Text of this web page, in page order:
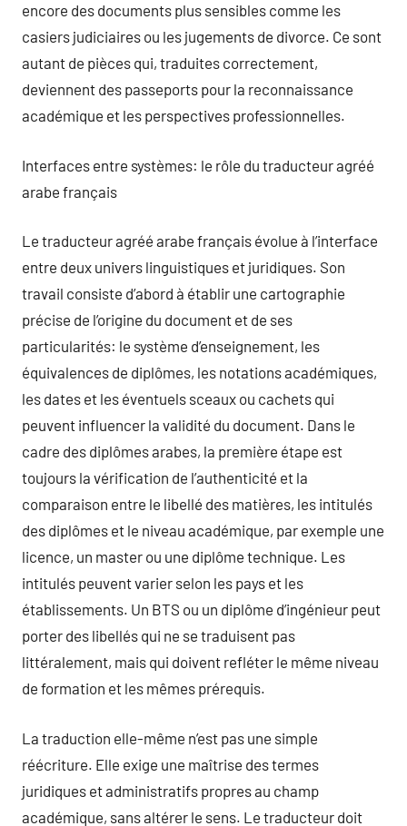
encore des documents plus sensibles comme les
casiers judiciaires ou les jugements de divorce. Ce sont
autant de pièces qui, traduites correctement,
deviennent des passeports pour la reconnaissance
académique et les perspectives professionnelles.
Interfaces entre systèmes: le rôle du traducteur agréé
arabe français
Le traducteur agréé arabe français évolue à l’interface
entre deux univers linguistiques et juridiques. Son
travail consiste d’abord à établir une cartographie
précise de l’origine du document et de ses
particularités: le système d’enseignement, les
équivalences de diplômes, les notations académiques,
les dates et les éventuels sceaux ou cachets qui
peuvent influencer la validité du document. Dans le
cadre des diplômes arabes, la première étape est
toujours la vérification de l’authenticité et la
comparaison entre le libellé des matières, les intitulés
des diplômes et le niveau académique, par exemple une
licence, un master ou une diplôme technique. Les
intitulés peuvent varier selon les pays et les
établissements. Un BTS ou un diplôme d’ingénieur peut
porter des libellés qui ne se traduisent pas
littéralement, mais qui doivent refléter le même niveau
de formation et les mêmes prérequis.
La traduction elle-même n’est pas une simple
réécriture. Elle exige une maîtrise des termes
juridiques et administratifs propres au champ
académique, sans altérer le sens. Le traducteur doit